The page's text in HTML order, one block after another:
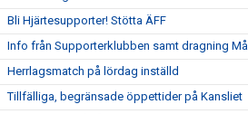
Bli Hjärtesupporter! Stötta ÄFF
Info från Supporterklubben samt dragning
Herrlagsmatch på lördag inställd
Tillfälliga, begränsade öppettider på Kansliet